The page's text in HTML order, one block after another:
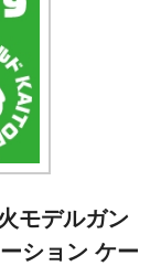
モデルガン
ション ケー